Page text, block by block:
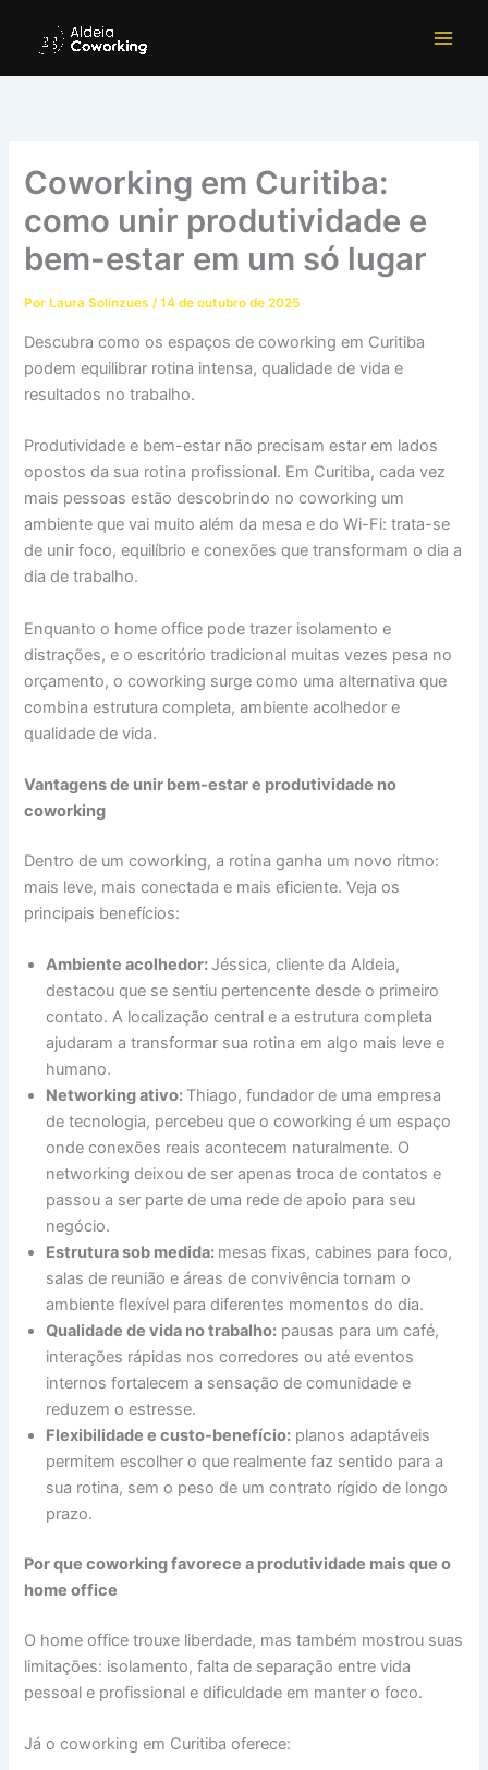
Coworking em Curitiba:
como unir produtividade e
bem-estar em um só lugar
Por Laura Solinzues/14 de outubro de 2025
Descubra como os espaços de coworking em Curitiba
podem equilibrar rotina intensa, qualidade de vida e
resultados no trabalho.
Produtividade e bem-estar não precisam estar em lados
opostos da sua rotina profissional. Em Curitiba, cada vez
mais pessoas estão descobrindo no coworking um
ambiente que vai muito além da mesa e do Wi-Fi: trata-se
de unir foco, equilíbrio e conexões que transformam o dia a
dia de trabalho.
Enquanto o home office pode trazer isolamento e
distrações, e o escritório tradicional muitas vezes pesa no
orçamento, o coworking surge como uma alternativa que
combina estrutura completa, ambiente acolhedor e
qualidade de vida.
Vantagens de unir bem-estar e produtividade no
coworking
Dentro de um coworking, a rotina ganha um novo ritmo:
mais leve, mais conectada e mais eficiente. Veja os
principais benefícios:
Ambiente acolhedor: Jéssica, cliente da Aldeia,
destacou que se sentiu pertencente desde o primeiro
contato. A localização central e a estrutura completa
ajudaram a transformar sua rotina em algo mais leve e
humano.
Networking ativo: Thiago, fundador de uma empresa
de tecnologia, percebeu que o coworking é um espaço
onde conexões reais acontecem naturalmente. O
networking deixou de ser apenas troca de contatos e
passou a ser parte de uma rede de apoio para seu
negócio.
Estrutura sob medida: mesas fixas, cabines para foco,
salas de reunião e áreas de convivência tornam o
ambiente flexível para diferentes momentos do dia.
Qualidade de vida no trabalho: pausas para um café,
interações rápidas nos corredores ou até eventos
internos fortalecem a sensação de comunidade e
reduzem o estresse.
Flexibilidade e custo-benefício: planos adaptáveis
permitem escolher o que realmente faz sentido para a
sua rotina, sem o peso de um contrato rígido de longo
prazo.
Por que coworking favorece a produtividade mais que o
home office
O home office trouxe liberdade, mas também mostrou suas
limitações: isolamento, falta de separação entre vida
pessoal e profissional e dificuldade em manter o foco.
Já o coworking em Curitiba oferece: